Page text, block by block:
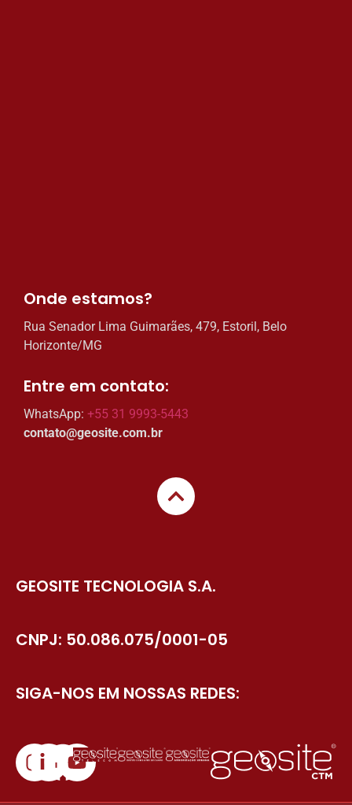
Onde estamos?​
Rua Senador Lima Guimarães, 479, Estoril, Belo
Horizonte/MG
Entre em contato:​
WhatsApp: +55 31 9993-5443
contato@geosite.com.br
SIGA-NOS EM NOSSAS REDES:
CNPJ: 50.086.075/0001-05
GEOSITE TECNOLOGIA S.A.